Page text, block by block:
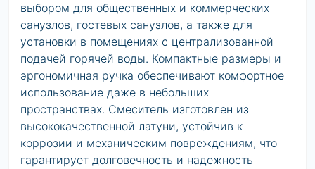
выбором для общественных и коммерческих
санузлов, гостевых санузлов, а также для
установки в помещениях с централизованной
подачей горячей воды. Компактные размеры и
эргономичная ручка обеспечивают комфортное
использование даже в небольших
пространствах. Смеситель изготовлен из
высококачественной латуни, устойчив к
коррозии и механическим повреждениям, что
гарантирует долговечность и надежность